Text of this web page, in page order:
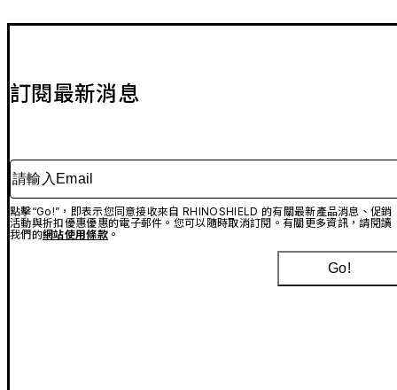
訂閱最新消息
請輸入Email
點擊“Go!”，即表示您同意接收來自 RHINOSHIELD 的有關最新產品消息、促銷
活動與折扣優惠優惠的電子郵件。您可以隨時取消訂閱。有關更多資訊，請閱讀
我們的網站使用條款。
Go!